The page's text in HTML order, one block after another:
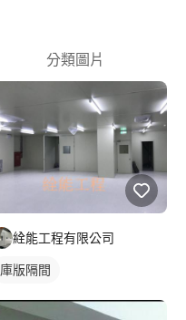
分類圖片
絟能工程有限公司
庫版隔間